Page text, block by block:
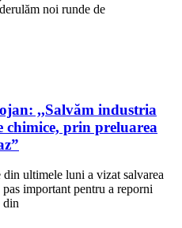
noi runde de
,,Salvăm industria
chimice, prin preluarea
ultimele luni a vizat salvarea
important pentru a reporni
din